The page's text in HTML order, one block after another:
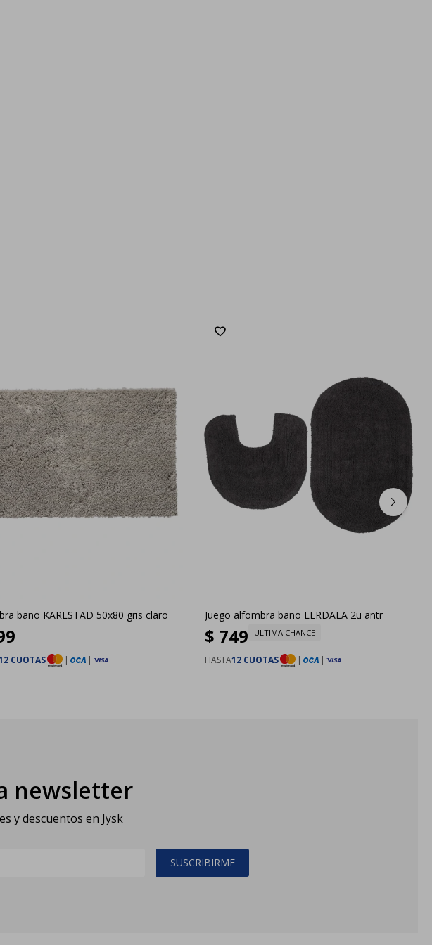
baño KARLSTAD 50x80 gris claro
CUOTAS | |
Juego alfombra baño LERDALA 2u antr
$ 749 ULTIMA CHANCE
HASTA12 CUOTAS | |
newsletter
y descuentos en Jysk
SUSCRIBIRME